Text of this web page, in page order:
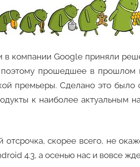
в компании Google приняли
прошедшее в прошлом
премьеры. Сделано это было
к наиболее актуальным
отсрочка, скорее всего, не
4.3, а осенью нас и вовсе